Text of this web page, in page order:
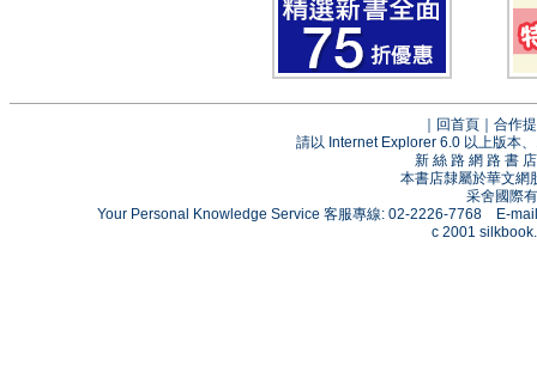
回首頁
合作
請以 Internet Explorer 6.0 以上版本
新 絲 路 網 路 書
本書店隸屬於華文網
采舍國際
Your Personal Knowledge Service 客服專線: 02-2226-7768 E-
c 2001